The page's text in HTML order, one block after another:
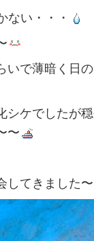
ない・・・
いで薄暗く日
シケでしたが
〜
してきました